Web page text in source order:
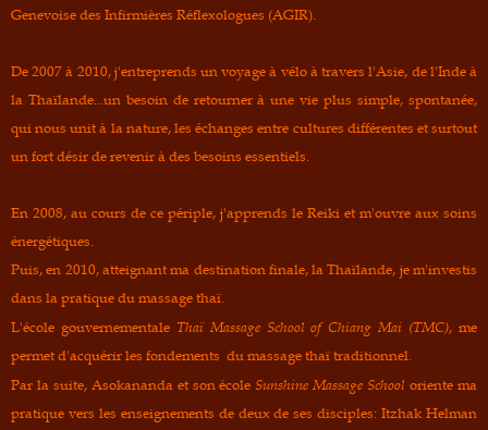
Genevoise des Infirmières Réflexologues (AGIR).
De 2007 à 2010, j'entreprends un voyage à vélo à travers l'Asie, de l'Inde à
la Thaïlande...un besoin de retourner à une vie plus simple, spontanée,
qui nous unit à la nature, les échanges entre cultures différentes et surtout
un fort désir de revenir à des besoins essentiels.
En 2008, au cours de ce périple, j'apprends le Reiki et m'ouvre aux soins
énergétiques.
Puis, en 2010, atteignant ma destination finale, la Thaïlande, je m'investis
dans la pratique du massage thaï.
L'école gouvernementale Thaï Massage School of Chiang Mai (TMC), me
permet d'acquérir les fondements du massage thaï traditionnel.
Par la suite, Asokananda et son écoleSunshine Massage School oriente ma
pratique vers les enseignements de deux de ses disciples: Itzhak Helman